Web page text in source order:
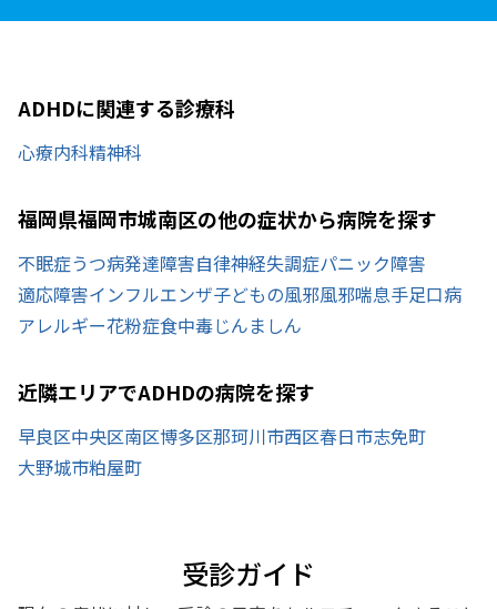
ADHDに関連する診療科
心療内科精神科
福岡県福岡市城南区の他の症状から病院を探す
不眠症うつ病発達障害自律神経失調症パニック障害
適応障害インフルエンザ子どもの風邪風邪喘息手足口病
アレルギー花粉症食中毒じんましん
近隣エリアでADHDの病院を探す
早良区中央区南区博多区那珂川市西区春日市志免町
大野城市粕屋町
受診ガイド